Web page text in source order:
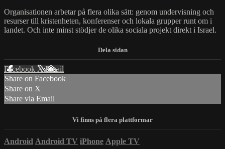
Organisationen arbetar på flera olika sätt: genom undervisning och
resurser till kristenheten, konferenser och lokala grupper runt om i
landet. Och inte minst stödjer de olika sociala projekt direkt i Israel.
Facebook XEmail
Share on Facebook
Share on X
Share via Email
Android Android TV iPhone Apple TV